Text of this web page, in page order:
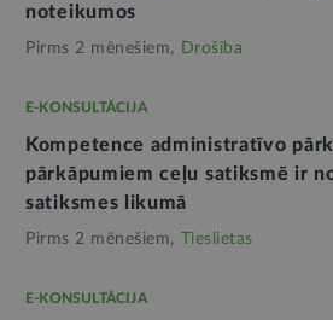
noteikumos
Pirms 2 mēnešiem, Drošība
E-KONSULTĀCIJA
Kompetence administratīvo
pārkāpumiem ceļu satiksmē ir
satiksmes likumā
Pirms 2 mēnešiem, Tieslietas
E-KONSULTĀCIJA